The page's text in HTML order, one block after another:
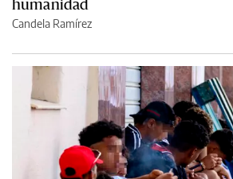
Candela Ramírez